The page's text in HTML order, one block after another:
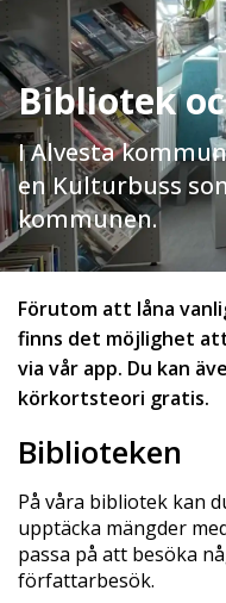
Bibliotek
I Alvesta
en Kulturbuss
kommunen.
Förutom att låna
finns det möjlighet
via vår app. Du kan
körkortsteori gratis.
Biblioteken
På våra bibliotek kan
upptäcka mängder
passa på att besöka
författarbesök.